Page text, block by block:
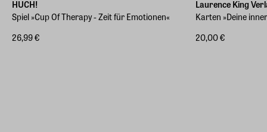
HUCH!
Spiel »Cup Of Therapy - Zeit für Emotionen«
26,99 €
Laurence King
Karten »Deine
20,00 €